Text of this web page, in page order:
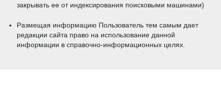
закрывать ее от индексирования поисковыми машинами)
Размещая информацию Пользователь тем самым дает
редакции сайта право на использование данной
информации в справочно-информационных целях.